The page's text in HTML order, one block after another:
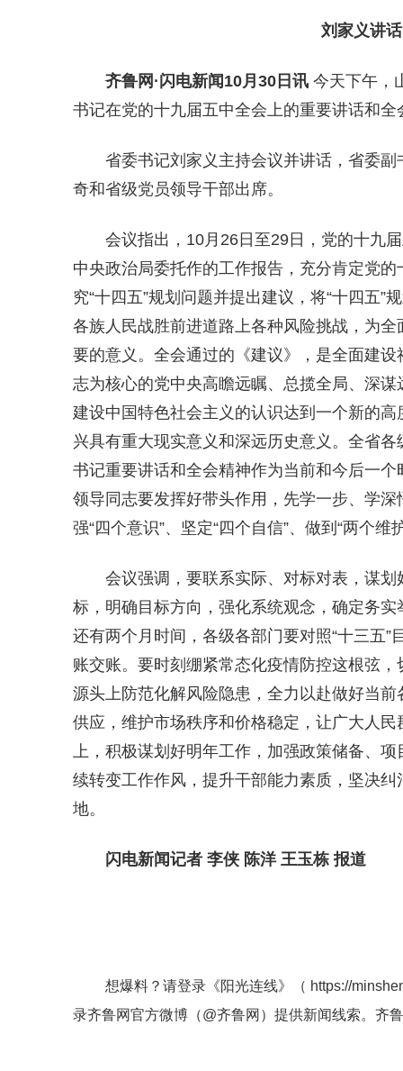
刘家义讲
齐鲁网 ·闪电新闻10月30日讯今天下午，
书记在党的十九届五中全会上的重要讲话和
省委书记刘家义主持会议并讲话，省委
奇和省级党员领导干部出席。
会议指出，10月26日至29日，党的十九
中央政治局委托作的工作报告，充分肯定党
究“十四五”规划问题并提出建议，将“十四五
各族人民战胜前进道路上各种风险挑战，为
要的意义。全会通过的《建议》，是全面建
志为核心的党中央高瞻远瞩、总揽全局、深
建设中国特色社会主义的认识达到一个新的
兴具有重大现实意义和深远历史意义。全省
书记重要讲话和全会精神作为当前和今后一
领导同志要发挥好带头作用，先学一步、学
强“四个意识”、坚定“四个自信”、做到“两个维
会议强调，要联系实际、对标对表，谋
标，明确目标方向，强化系统观念，确定务
还有两个月时间，各级各部门要对照“十三五
账交账。要时刻绷紧常态化疫情防控这根弦，
源头上防范化解风险隐患，全力以赴做好当
供应，维护市场秩序和价格稳定，让广大人
上，积极谋划好明年工作，加强政策储备、
续转变工作作风，提升干部能力素质，坚决
地。
闪电新闻记者 李侠 陈洋 王玉栋 报道
想爆料？请登录《阳光连线》（ https://
录齐鲁网官方微博（@齐鲁网 ）提供新闻线索。齐